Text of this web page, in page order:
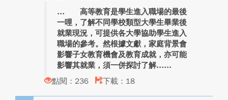
高等教育是學生進入職場的最後
一哩，了解不同學校類型大學生畢業後
就業現況，可提供各大學協助學生進入
職場的參考。然根據文獻，家庭背景會
影響子女教育機會及教育成就，亦可能
影響其就業，須一併探討了解...
點閱：236
下載：18